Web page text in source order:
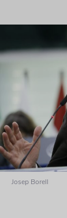
Josep Borell